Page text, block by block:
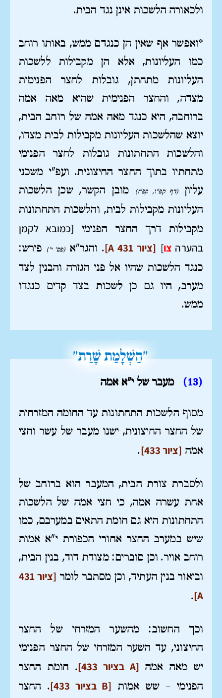
ולכאורה הלשכות אינן נגד הבית.
*ואפשר אף שאין הן כנגדם ממש, באותו רוחב
כמו העליונות, אלא הן מקבילות ללשכות
העליונות מתחתן, גובלות לחצר הפנימית
מצדה, והחצר הפנימית שהיא מאה אמה
ברוחבה, היא כנגד מאה אמה של רוחב הבית,
יוצא שהלשכות העליונות מקבילות לבית מצדו,
והלשכות התחתונות גובלות לחצר הפנימי
מתחתיו בתוך החצר החיצונית. ועפ"י משכני
עליון(דף קפ"ו, קפ"ז)
מובן הקשר, שכן הלשכות
העליונות מקבילות לבית, והלשכות התחתונות
מקבילות דרך החצר הפנימי [כמובא לקמן
בהערה צו] [ציור A 431] . והגר"א (פס' י')
פירש:
כנגד הלשכות שהיו אל פני הגזרה והבנין לצד
מערב, היו גם כן לשכות בצד קדים כנגדו
ממש.
(13
) מעבר של י"א אמה
מסוף הלשכות התחתונות עד החומה המזרחית
של החצר החיצונית, ישנו מעבר של עשר וחצי
אמה [ציור 433] .
ולסברת צורת הבית, המעבר הוא ברוחב של
אחת עשרה אמה, כי חצי אמה של הלשכות
התחתונות היא גם חומת התאים במערבם, כמו
שיש במערב החצר אחורי הכפורת י"א אמות
רוחב אויר. וכן סוברים: מצודת דוד, בנין הבית,
וביאור בנין העתיד, וכן מסתבר לומר
[ציור 431
A]
.
וכך החשוב: מהשער המזרחי של החצר
החיצוני, עד השער המזרחי של החצר הפנימי
יש מאה אמה [A בציור 433]
. חומת החצר
הפנימי – שש אמות [B בציור 433]
. החצר